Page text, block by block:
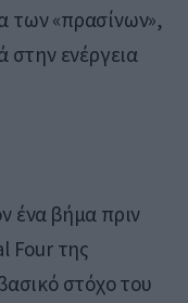
των «πρασίνων»,
στην ενέργεια
ένα βήμα πριν
Four της
στόχο του